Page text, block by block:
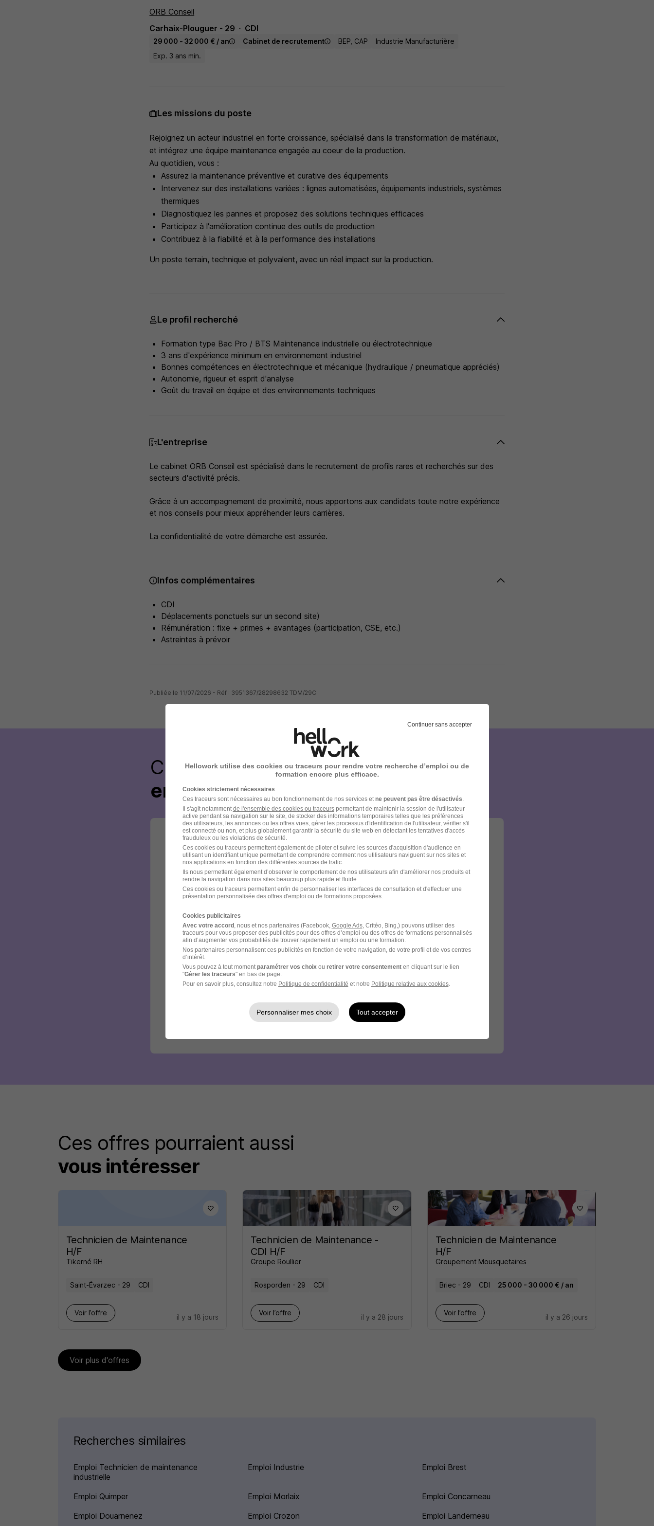
ORB Conseil
Carhaix-Plouguer - 29
CDI
29 000 - 32 000 € / an Cabinet de recrutement BEP, CAP
Industrie Manufacturière
Exp. 3 ans min.
Les missions du poste
Rejoignez un acteur industriel en forte croissance, spécialisé dans la transformation de matériaux,
et intégrez une équipe maintenance engagée au coeur de la production.
Au quotidien, vous :
Assurez la maintenance préventive et curative des équipements
Intervenez sur des installations variées : lignes automatisées, équipements industriels, systèmes
thermiques
Diagnostiquez les pannes et proposez des solutions techniques efficaces
Participez à l'amélioration continue des outils de production
Contribuez à la fiabilité et à la performance des installations
Un poste terrain, technique et polyvalent, avec un réel impact sur la production.
Le profil recherché
Formation type Bac Pro / BTS Maintenance industrielle ou électrotechnique
3 ans d'expérience minimum en environnement industriel
Bonnes compétences en électrotechnique et mécanique (hydraulique / pneumatique appréciés)
Autonomie, rigueur et esprit d'analyse
Goût du travail en équipe et des environnements techniques
L'entreprise
Le cabinet ORB Conseil est spécialisé dans le recrutement de profils rares et recherchés sur des
secteurs d'activité précis.
Grâce à un accompagnement de proximité, nous apportons aux candidats toute notre expérience
et nos conseils pour mieux appréhender leurs carrières.
La confidentialité de votre démarche est assurée.
Infos complémentaires
CDI
Déplacements ponctuels sur un second site)
Rémunération : fixe + primes + avantages (participation, CSE, etc.)
Astreintes à prévoir
Publiée le 11/07/2026 - Réf : 3951367/28298632 TDM/29C
Créez votre compte Hellowork et
envoyez votre candidature !
Ces offres pourraient aussi
vous intéresser
Technicien de Maintenance
H/F
Tikerné RH
Saint-Évarzec - 29 CDI
Voir l’offre
il y a 18 jours
Technicien de Maintenance -
CDI H/F
Groupe Roullier
Rosporden - 29 CDI
Voir l’offre
il y a 28 jours
Technicien de Maintenance
H/F
Groupement Mousquetaires
Briec - 29 CDI 25 000 - 30 000 € / an
Voir l’offre
il y a 26 jours
Voir plus d'offres
Recherches similaires
Emploi Technicien de maintenance
industrielle
Emploi Industrie Emploi Brest
Emploi Quimper Emploi Morlaix
Emploi Concarneau
Emploi Douarnenez
Emploi Crozon Emploi Landerneau
Continuer sans accepter
Hellowork utilise des cookies ou traceurs pour rendre votre recherche d’emploi ou de
formation encore plus efficace.
Cookies strictement nécessaires
Ces traceurs sont nécessaires au bon fonctionnement de nos services etne peuvent pas être désactivés.
Il s'agit notammentde l'ensemble des cookies ou traceurspermettant de maintenir la session de l'utilisateur
active pendant sa navigation sur le site, de stocker des informations temporaires telles que les préférences
des utilisateurs, les annonces ou les offres vues, gérer les processus d'identification de l'utilisateur, vérifier s'il
est connecté ou non, et plus globalement garantir la sécurité du site web en détectant les tentatives d'accès
frauduleux ou les violations de sécurité.
Ces cookies ou traceurs permettent également de piloter et suivre les sources d'acquisition d'audience en
utilisant un identifiant unique permettant de comprendre comment nos utilisateurs naviguent sur nos sites et
nos applications en fonction des différentes sources de trafic.
Ils nous permettent également d’observer le comportement de nos utilisateurs afin d'améliorer nos produits et
rendre la navigation dans nos sites beaucoup plus rapide et fluide.
Ces cookies ou traceurs permettent enfin de personnaliser les interfaces de consultation et d'effectuer une
présentation personnalisée des offres d'emploi ou de formations proposées.
Cookies publicitaires
Avec votre accord , nous et nos partenaires (Facebook, Google Ads, Critéo, Bing,) pouvons utiliser des
traceurs pour vous proposer des publicités pour des offres d’emploi ou des offres de formations personnalisés
afin d’augmenter vos probabilités de trouver rapidement un emploi ou une formation.
Nos partenaires personnalisent ces publicités en fonction de votre navigation, de votre profil et de vos centres
d’intérêt.
Vous pouvez à tout momentparamétrer vos choixou retirer votre consentementen cliquant sur le lien
"Gérer les traceurs" en bas de page.
Pour en savoir plus, consultez notre Politique de confidentialité et notre Politique relative aux cookies.
Personnaliser mes choix Tout accepter